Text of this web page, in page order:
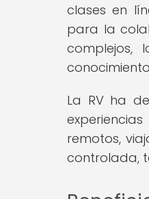
clases en
para la
complejos,
La RV ha
remotos,
controlada,